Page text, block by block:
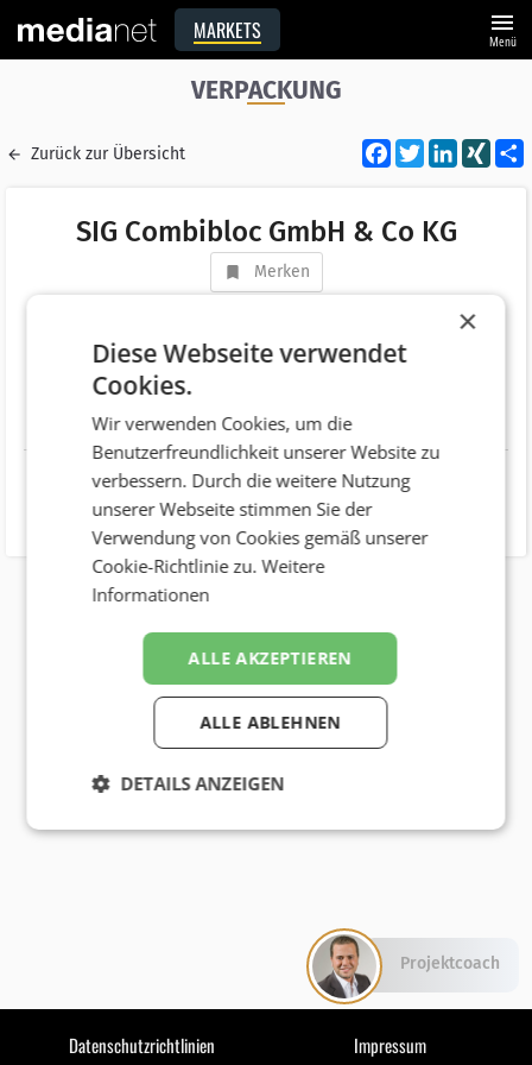
MARKETS menu
Menü
VERPACKUNG
Zurück zur Übersicht Facebook
Twitter XING
SIG Combibloc GmbH & Co KG
Merken
AT 5760 Saalfelden
Telefonnummer +43 (6582) 799
Website http://www.sig.biz
Datenschutzrichtlinien Impressum
×
Diese Webseite verwendet
Cookies.
Wir verwenden Cookies, um die
Benutzerfreundlichkeit unserer Website zu
verbessern. Durch die weitere Nutzung
unserer Webseite stimmen Sie der
Verwendung von Cookies gemäß unserer
Cookie-Richtlinie zu.Weitere
Informationen
ALLE AKZEPTIEREN
ALLE ABLEHNEN
DETAILS ANZEIGEN
Projektcoach